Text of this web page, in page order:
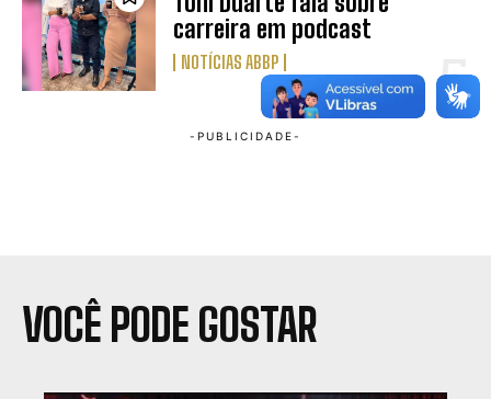
carreira em podcast
NOTÍCIAS ABBP
VOCÊ PODE GOSTAR